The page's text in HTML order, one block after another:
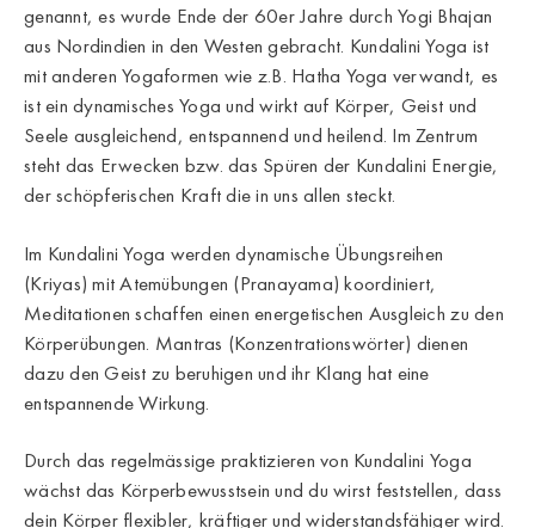
genannt, es wurde Ende der 60er Jahre durch Yogi Bhajan
aus Nordindien in den Westen gebracht. Kundalini Yoga ist
mit anderen Yogaformen wie z.B. Hatha Yoga verwandt, es
ist ein dynamisches Yoga und wirkt auf Körper, Geist und
Seele ausgleichend, entspannend und heilend. Im Zentrum
steht das Erwecken bzw. das Spüren der Kundalini Energie,
der schöpferischen Kraft die in uns allen steckt.
Im Kundalini Yoga werden dynamische Übungsreihen
(Kriyas) mit Atemübungen (Pranayama) koordiniert,
Meditationen schaffen einen energetischen Ausgleich zu den
Körperübungen. Mantras (Konzentrationswörter) dienen
dazu den Geist zu beruhigen und ihr Klang hat eine
entspannende Wirkung.
Durch das regelmässige praktizieren von Kundalini Yoga
wächst das Körperbewusstsein und du wirst feststellen, dass
dein Körper flexibler, kräftiger und widerstandsfähiger wird.